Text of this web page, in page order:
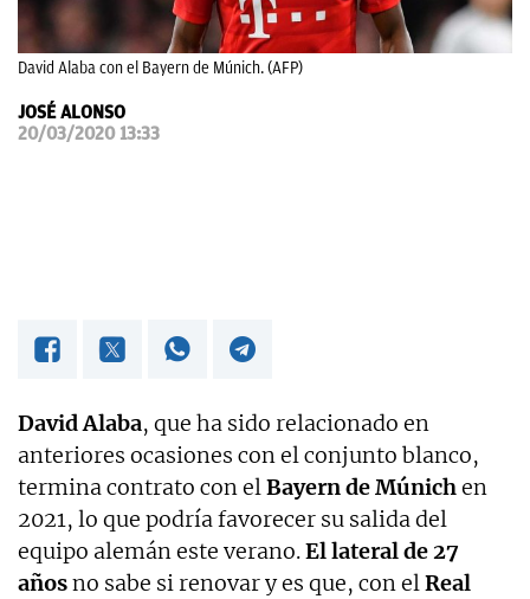
David Alaba con el Bayern de Múnich. (AFP)
JOSÉ ALONSO
20/03/2020 13:33
David Alaba, que ha sido relacionado en
anteriores ocasiones con el conjunto blanco,
termina contrato con elBayern de Múnichen
2021, lo que podría favorecer su salida del
equipo alemán este verano.El lateral de 27
añosno sabe si renovar y es que, con elReal